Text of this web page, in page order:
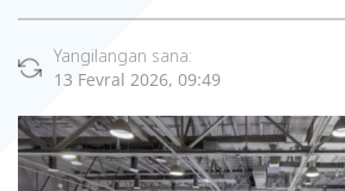
Yangilangan sana:
13 Fevral 2026, 09:49